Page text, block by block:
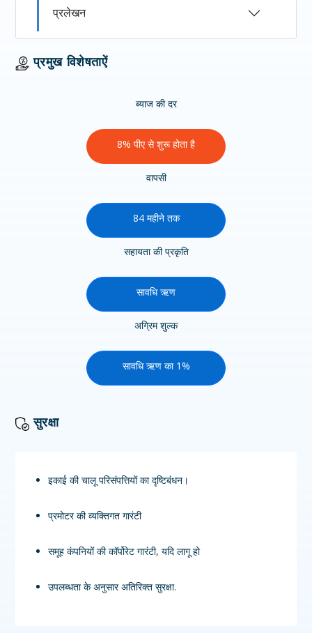
प्रलेखन
प्रमुख विशेषताऐं
ब्याज की दर
8% पीए से शुरू होता है
वापसी
84 महीने तक
सहायता की प्रकृति
सावधि ऋण
अग्रिम शुल्क
सावधि ऋण का 1%
सुरक्षा
इकाई की चालू परिसंपत्तियों का दृष्टिबंधन।
प्रमोटर की व्यक्तिगत गारंटी
समूह कंपनियों की कॉर्पोरेट गारंटी, यदि लागू हो
उपलब्धता के अनुसार अतिरिक्त सुरक्षा.